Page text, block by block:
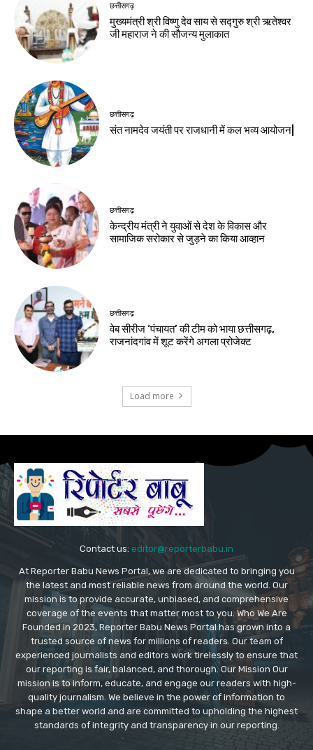
छत्तीसगढ़
मुख्यमंत्री श्री विष्णु देव साय से सद्गुरु श्री ऋतेश्वर
जी महाराज ने की सौजन्य मुलाकात
छत्तीसगढ़
संत नामदेव जयंती पर राजधानी में कल भव्य आयोजन|
छत्तीसगढ़
केन्द्रीय मंत्री ने युवाओं से देश के विकास और
सामाजिक सरोकार से जुड़ने का किया आव्हान
छत्तीसगढ़
वेब सीरीज ‘पंचायत’ की टीम को भाया छत्तीसगढ़,
राजनांदगांव में शूट करेंगे अगला प्रोजेक्ट
Load more
Contact us: editor@reporterbabu.in
At Reporter Babu News Portal, we are dedicated to bringing you
the latest and most reliable news from around the world. Our
mission is to provide accurate, unbiased, and comprehensive
coverage of the events that matter most to you. Who We Are
Founded in 2023, Reporter Babu News Portal has grown into a
trusted source of news for millions of readers. Our team of
experienced journalists and editors work tirelessly to ensure that
our reporting is fair, balanced, and thorough. Our Mission Our
mission is to inform, educate, and engage our readers with high-
quality journalism. We believe in the power of information to
shape a better world and are committed to upholding the highest
standards of integrity and transparency in our reporting.